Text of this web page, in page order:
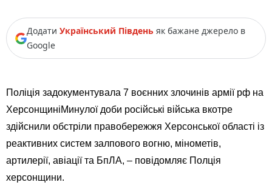
Додати Український Південь як бажане джерело в
Google
Поліція задокументувала 7 воєнних злочинів армії рф на
ХерсонщиніМинулої доби російські війська вкотре
здійснили обстріли правобережжя Херсонської області із
реактивних систем залпового вогню, мінометів,
артилерії, авіації та БпЛА, – повідомляє Полція
херсонщини.